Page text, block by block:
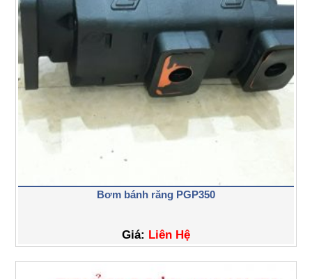
Bơm bánh răng PGP350
Giá: Liên Hệ